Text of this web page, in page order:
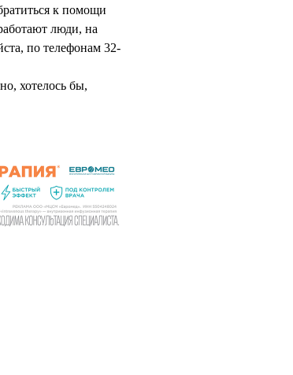
к помощи
люди, на
по телефонам 32-
хотелось бы,